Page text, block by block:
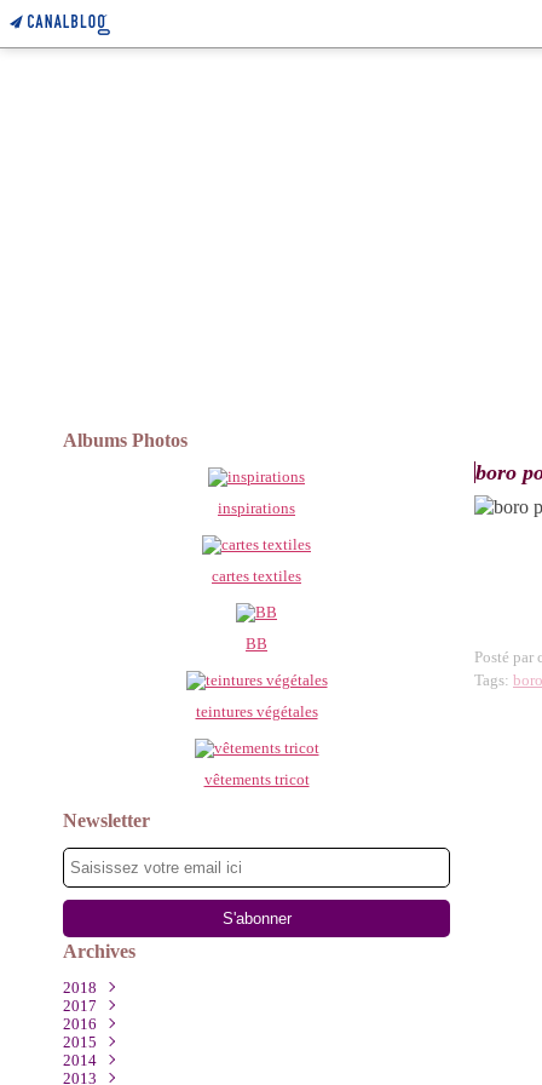
Albums Photos
inspirations
cartes textiles
BB
teintures végétales
vêtements tricot
Newsletter
Archives
2018
Mars
2017
Décembre
Août
Juillet
Mai(1)
2016
Novembre
Octobre
Septembre
2015
Décembre
Octobre
2014
Décembre
2013
boro
Posté par
Tags: boro